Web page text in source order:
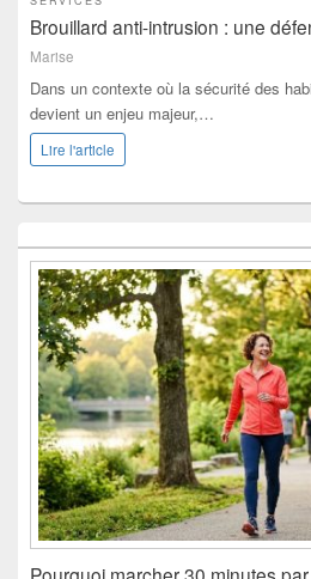
Brouillard anti-intrusion : une
Marise
Dans un contexte où la sécurité des
devient un enjeu majeur,…
Lire l'article